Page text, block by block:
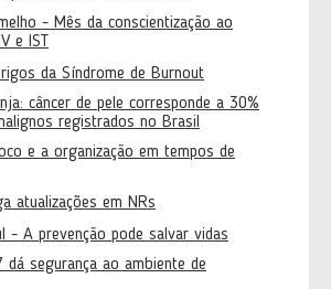
- Mês da conscientização ao
e IST
da Síndrome de Burnout
câncer de pele corresponde a 30%
registrados no Brasil
e a organização em tempos de
atualizações em NRs
- A prevenção pode salvar vidas
dá segurança ao ambiente de